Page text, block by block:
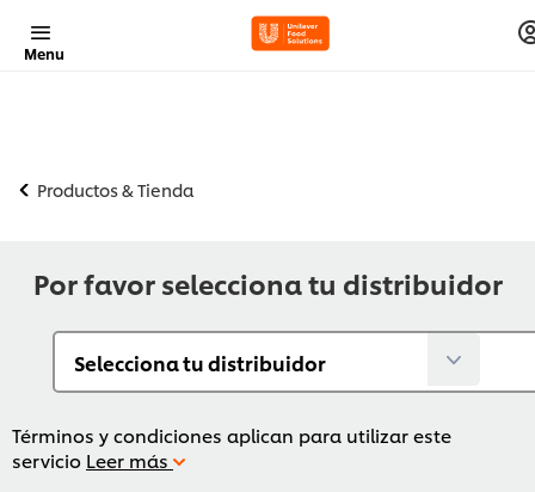
Menu
Productos & Tienda
Por favor selecciona tu distribuidor
Términos y condiciones aplican para utilizar este
servicio Leer más